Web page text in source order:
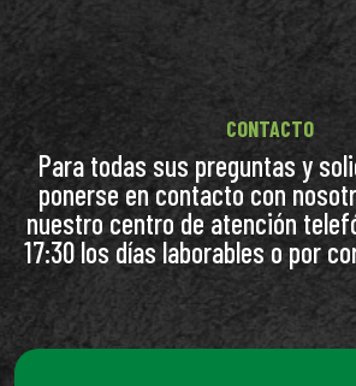
CONTACTO
Para todas sus preguntas y
ponerse en contacto con
nuestro centro de atención
17:30 los días laborables o por